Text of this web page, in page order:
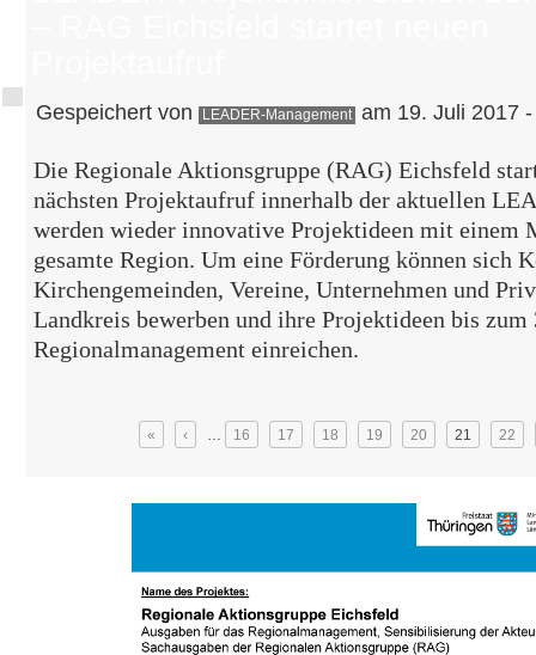
Gespeichert von LEADER-Management am 19. Juli 2017
Die Regionale Aktionsgruppe (RAG) Eichsfeld
nächsten Projektaufruf innerhalb der aktuellen
werden wieder innovative Projektideen mit einem
gesamte Region. Um eine Förderung können sich
Kirchengemeinden, Vereine, Unternehmen und
Landkreis bewerben und ihre Projektideen bis
Regionalmanagement einreichen.
« ‹ … 16 17 18 19 20 21 22